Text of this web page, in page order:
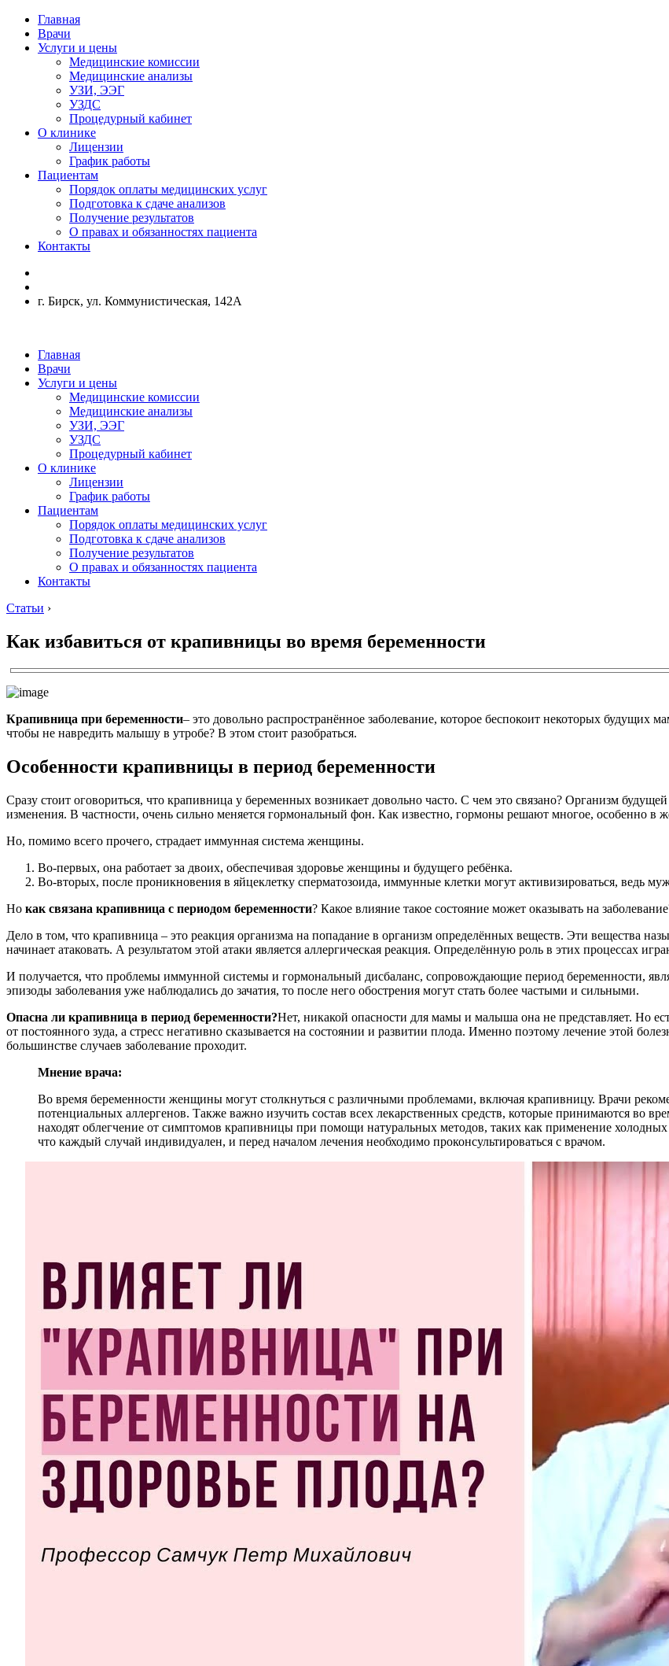
Главная
Врачи
Услуги и цены
Медицинские комиссии
Медицинские анализы
УЗИ, ЭЭГ
УЗДС
Процедурный кабинет
О клинике
Лицензии
График работы
Пациентам
Порядок оплаты медицинских услуг
Подготовка к сдаче анализов
Получение результатов
О правах и обязанностях пациента
Контакты
г. Бирск, ул. Коммунистическая, 142А
Главная
Врачи
Услуги и цены
Медицинские комиссии
Медицинские анализы
УЗИ, ЭЭГ
УЗДС
Процедурный кабинет
О клинике
Лицензии
График работы
Пациентам
Порядок оплаты медицинских услуг
Подготовка к сдаче анализов
Получение результатов
О правах и обязанностях пациента
Контакты
Статьи ›
Как избавиться от крапивницы во время беременности
Крапивница при беременности– это довольно распространённое заболевание, которое беспокоит некоторых будущих
чтобы не навредить малышу в утробе? В этом стоит разобраться.
Особенности крапивницы в период беременности
Сразу стоит оговориться, что крапивница у беременных возникает довольно часто. С чем это связано? Организм
изменения. В частности, очень сильно меняется гормональный фон. Как известно, гормоны решают многое, особенно в
Но, помимо всего прочего, страдает иммунная система женщины.
Во-первых, она работает за двоих, обеспечивая здоровье женщины и будущего ребёнка.
Во-вторых, после проникновения в яйцеклетку сперматозоида, иммунные клетки могут активизироваться, ведь
Но как связана крапивница с периодом беременности? Какое влияние такое состояние может оказывать на
Дело в том, что крапивница – это реакция организма на попадание в организм определённых веществ. Эти вещества
начинает атаковать. А результатом этой атаки является аллергическая реакция. Определённую роль в этих процессах
И получается, что проблемы иммунной системы и гормональный дисбаланс, сопровождающие период беременности,
эпизоды заболевания уже наблюдались до зачатия, то после него обострения могут стать более частыми и сильными.
Опасна ли крапивница в период беременности?Нет, никакой опасности для мамы и малыша она не представляет. Но
от постоянного зуда, а стресс негативно сказывается на состоянии и развитии плода. Именно поэтому лечение этой
большинстве случаев заболевание проходит.
Мнение врача:
Во время беременности женщины могут столкнуться с различными проблемами, включая крапивницу. Врачи
потенциальных аллергенов. Также важно изучить состав всех лекарственных средств, которые принимаются во
находят облегчение от симптомов крапивницы при помощи натуральных методов, таких как применение
что каждый случай индивидуален, и перед началом лечения необходимо проконсультироваться с врачом.